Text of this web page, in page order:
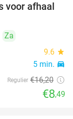
48%
voor afhaal
Za
9.6 star
5 min. directions_car
Regulier €16,20
€8,49